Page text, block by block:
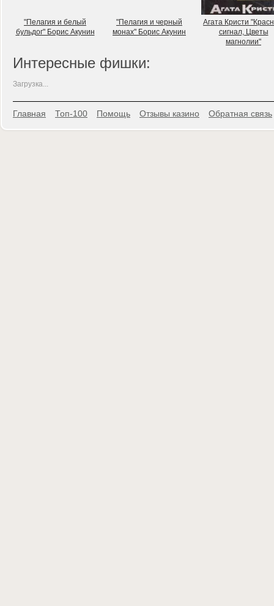
"Пелагия и белый
бульдог" Борис Акунин
"Пелагия и черный
монах" Борис Акунин
Агата Кристи
сигнал, Цветы
магнолии"
Интересные фишки:
Загрузка...
Главная Топ-100 Помощь Отзывы казино Обратная связь